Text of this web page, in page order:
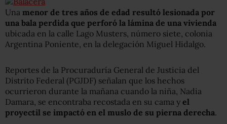
Una menor de tres años de edad resultó lesionada por
una bala perdida que perforó la lámina de una vivienda
ubicada en la calle Lago Musters, número siete, colonia
Argentina Poniente, en la delegación Miguel Hidalgo.
Reportes de la Procuraduría General de Justicia del
Distrito Federal (PGJDF) señalan que los hechos
ocurrieron durante la mañana cuando la niña, Nadia
Damara, se encontraba recostada en su cama y el
proyectil se impactó en el muslo de su pierna derecha.